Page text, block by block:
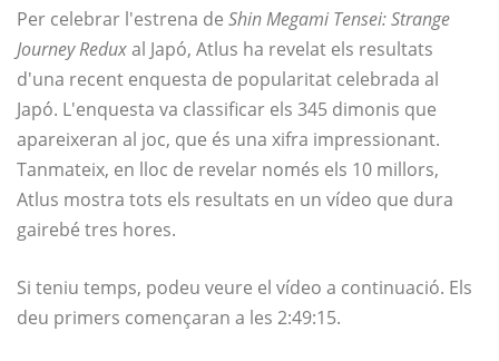
Per celebrar l'estrena de Shin Megami Tensei: Strange
Journey Reduxal Japó, Atlus ha revelat els resultats
d'una recent enquesta de popularitat celebrada al
Japó. L'enquesta va classificar els 345 dimonis que
apareixeran al joc, que és una xifra impressionant.
Tanmateix, en lloc de revelar només els 10 millors,
Atlus mostra tots els resultats en un vídeo que dura
gairebé tres hores.
Si teniu temps, podeu veure el vídeo a continuació. Els
deu primers començaran a les 2:49:15.